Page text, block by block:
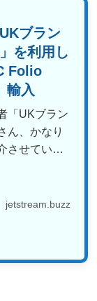
ブラン
を利用し
Folio
輸入
「UKブラン
ん、かなり
させていた
るのです
jetstream.buzz